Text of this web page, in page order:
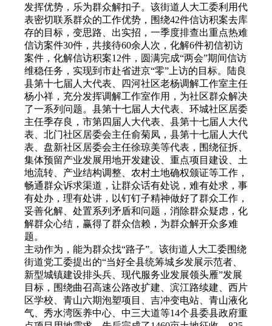
发挥优势，乐为群众解扣子。该街道人大工委利用代
表密切联系群众的工作优势，围绕42件信访积案去库
存的目标，变思路、出实招，一季度排查出重点热难
信访案件30件，共接待60余人次，化解6件初信初访
案件，化解信访积案12件，圆满完成“两会”期间信访
维稳任务，实现到市赴省进京“零”上访的目标。陆良
县第十七届人大代表、四河社区老杨调解工作室主任
杨小祥，充分发挥调解工作室作用，为社区群众解决
了一系列问题。县第十七届人大代表、环城社区居委
主任季存良，市第四届人大代表、县第十七届人大代
表、北门社区居委会主任俞菊凤，县第十七届人大代
表、盘新社区居委会主任徐琼美等代表，围绕征拆、
集体预留产业发展用地开发建设、重点项目建设、土
地流转、产业结构调整、农村土地确权颁证等工作，
畅通群众诉求渠道，让群众话有处说，难有处求，事
有处办，理有处讲，以钉钉子精神做好了群众工作，
妥善化解、处置系列矛盾和问题，消除群众疑虑，化
解群众心结，赢得了群众信赖，为群众解开众多难
题。
主动作为，能为群众找“路子”。该街道人大工委围绕
街道党工委提出的“当好全县统筹城乡发展示范者、
新型城镇建设排头兵、现代服务业发展领头雁”发展
目标，围绕曲召高速公路改扩建、滨江路续建、西片
区学校、青山六期泡塑项目、吉冲变电站、青山液化
气、秀水湾医养中心、中三大道等14个县委县政府重